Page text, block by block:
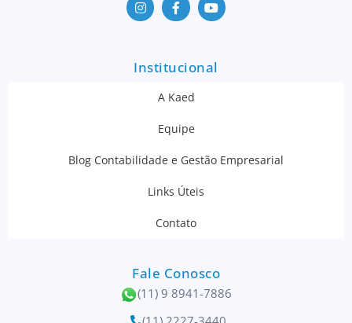
Institucional
A Kaed
Equipe
Blog Contabilidade e Gestão Empresarial
Links Úteis
Contato
Fale Conosco
(11) 9 8941-7886